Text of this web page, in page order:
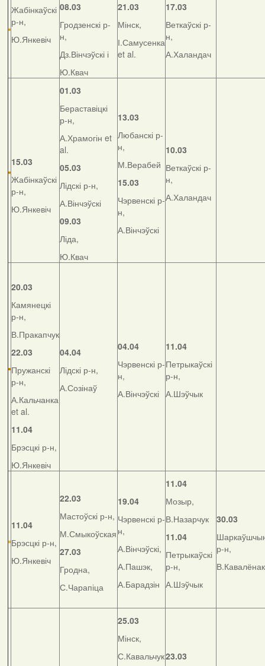
Жабінкаўскі
р-н,
Ю.Янкевіч
08.03
Гродзенскі р-
н,
Дз.Вінчэўскі і
Ю.Квач
21.03
Мінск,
І.Самусенка
et al.
17.03
Веткаўскі р-
н,
А.Халандач
15.03
Жабінкаўскі
р-н,
Ю.Янкевіч
01.03
Бераставіцкі
р-н,
А.Храмогін et
al.
05.03
Лідскі р-н,
А.Вінчэўскі
09.03
Ліда,
Ю.Квач
13.03
Любанскі р-
н,
М.Верабей
15.03
Чэрвенскі р-
н,
А.Вінчэўскі
10.03
Веткаўскі р-
н,
А.Халандач
20.03
Камянецкі
р-н,
В.Пракапчук
22.03
Пружанскі
р-н,
А.Кальчанка
et al.
11.04
Брэсцкі р-н,
Ю.Янкевіч
04.04
Лідскі р-н,
А.Созінаў
04.04
Чэрвенскі р-
н,
А.Вінчэўскі
11.04
Петрыкаўскі
р-н,
А.Шэўчык
11.04
Брэсцкі р-н,
Ю.Янкевіч
22.03
Мастоўскі р-н,
М.Смыкоўская
27.03
Гродна,
С.Чарапіца
19.04
Чэрвенскі р-
н,
А.Вінчэўскі,
А.Пашэк,
А.Барадзін
11.04
Мозыр,
В.Назарчук
11.04
Петрыкаўскі
р-н,
А.Шэўчык
30.03
р-н,
В.Кавалёнак
25.03
Мінск,
С.Кавальчук23.03